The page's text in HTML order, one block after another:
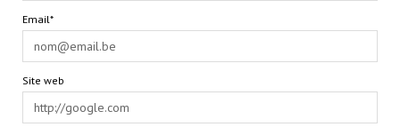
Email*
Site web